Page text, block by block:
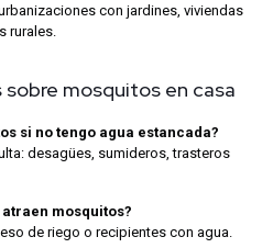
con jardines, viviendas
rurales.
mosquitos en casa
si no tengo agua estancada?
desagües, sumideros, trasteros
mosquitos?
de riego o recipientes con agua.